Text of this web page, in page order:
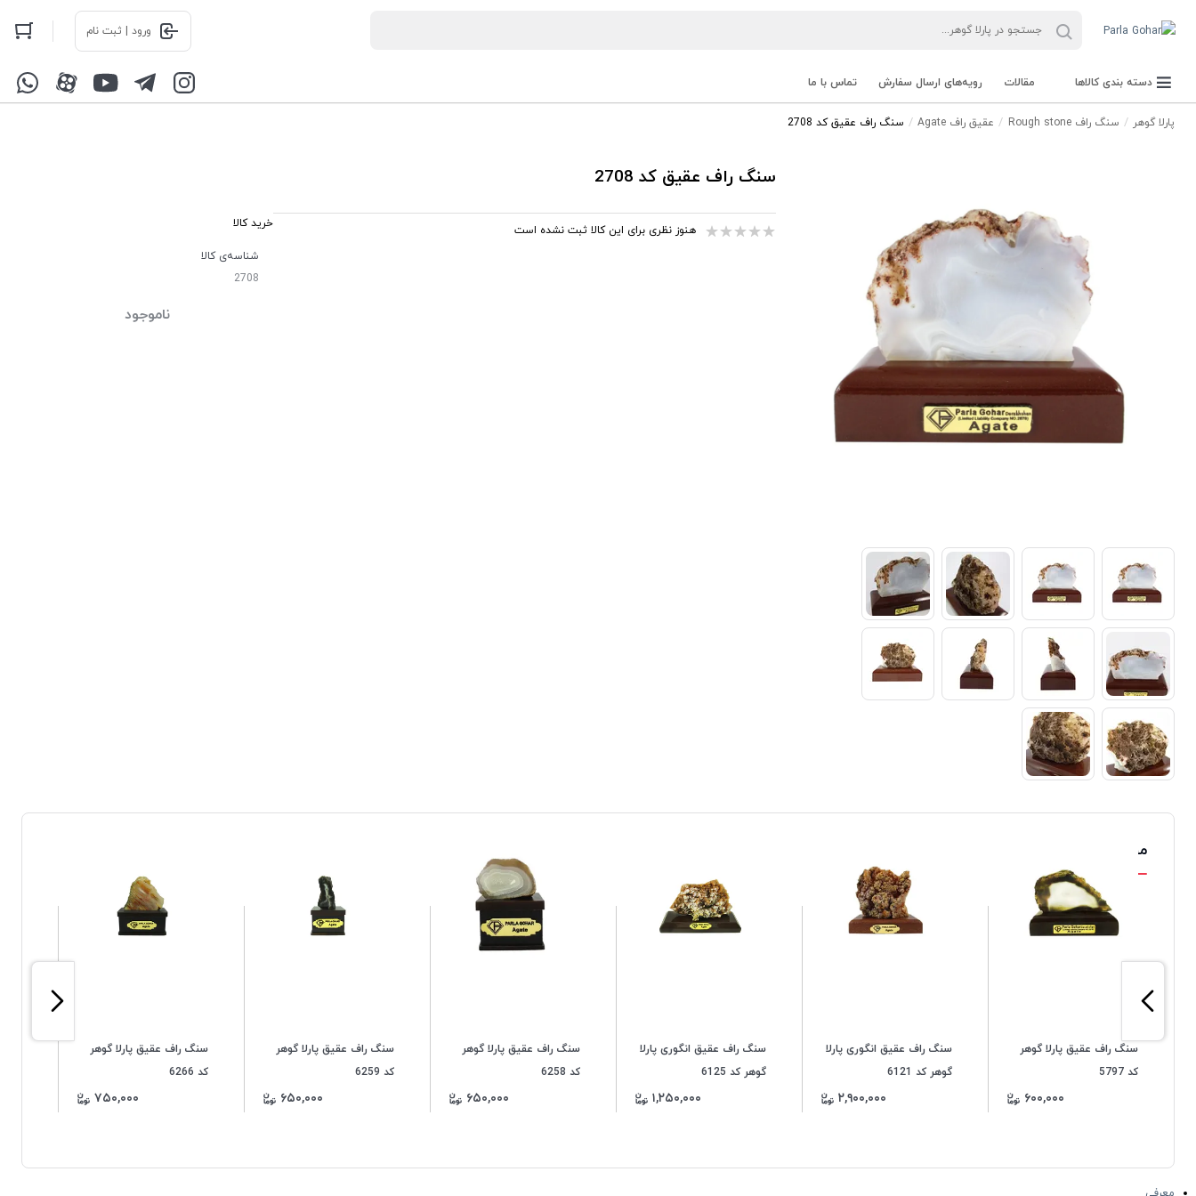
ورود | ثبت نام
دسته بندی کالاها مقالات رویه‌های ارسال سفارش تماس با ما
پارلا گوهر سنگ راف Rough stone عقیق راف Agate سنگ راف عقیق کد 2708
سنگ راف عقیق کد 2708
هنوز نظری برای این کالا ثبت نشده است
خرید کالا
شناسه‌ی کالا
2708
ناموجود
محصولات مشابه
سنگ راف عقیق پارلا گوهر
کد 5797
۶۰۰,۰۰۰
سنگ راف عقیق انگوری پارلا
گوهر کد 6121
۲,۹۰۰,۰۰۰
سنگ راف عقیق انگوری پارلا
گوهر کد 6125
۱,۲۵۰,۰۰۰
سنگ راف عقیق پارلا گوهر
کد 6258
۶۵۰,۰۰۰
سنگ راف عقیق پارلا گوهر
کد 6259
۶۵۰,۰۰۰
سنگ راف عقیق پارلا گوهر
کد 6266
۷۵۰,۰۰۰